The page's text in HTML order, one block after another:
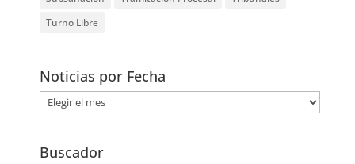
Turno Libre
Noticias por Fecha
Noticias
por
Buscador